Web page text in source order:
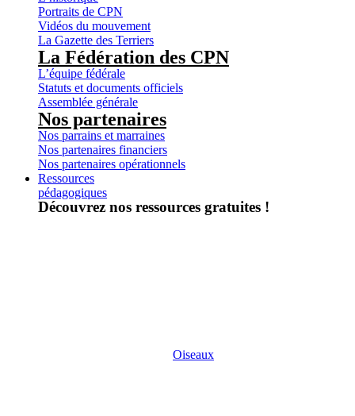
Portraits de CPN
Vidéos du mouvement
La Gazette des Terriers
La Fédération des CPN
L’équipe fédérale
Statuts et documents officiels
Assemblée générale
Nos partenaires
Nos parrains et marraines
Nos partenaires financiers
Nos partenaires opérationnels
Ressources
pédagogiques
Découvrez nos ressources gratuites !
Oiseaux